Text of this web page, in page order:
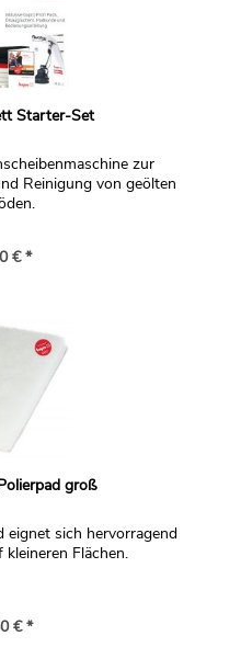
Starter-Set
zur
Reinigung von geölten
€ *
groß
eignet sich hervorragend
Flächen.
€ *